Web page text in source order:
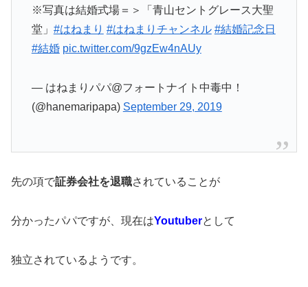
※写真は結婚式場＝＞「青山セントグレース大聖
堂」 #はねまり #はねまりチャンネル #結婚記念日
#結婚 pic.twitter.com/9gzEw4nAUy
— はねまりパパ@フォートナイト中毒中！
(@hanemaripapa) September 29, 2019
先の項で証券会社を退職されていることが
分かったパパですが、現在はYoutuberとして
独立されているようです。